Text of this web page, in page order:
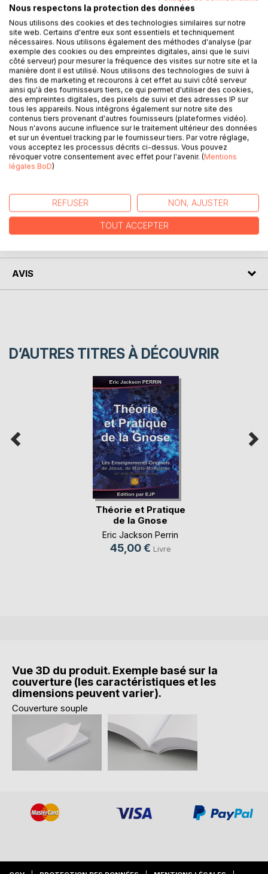
DESCRIPTION
Ce livre est écrit pour les astrologues et les étudiant(e)s en
astrologie. Il présente 5 techniques qui permettent
d'associer l'espace au temps en astrologie. Ces
techniques sont le Relocalisation, l'Espace local, l'Espace
local Domestique ou le Feng Shui astrologique,
l'Astrocartographie et la Dométique. Il propose ensuite des
AUTEUR(S)
AVIS
D’AUTRES TITRES À DÉCOUVRIR
Théorie et Pratique
de la Gnose
Eric Jackson Perrin
45,00 € Livre
Vue 3D du produit. Exemple basé sur la
couverture (les caractéristiques et les
dimensions peuvent varier).
Couverture souple
Nous respectons la protection des données
Nous utilisons des cookies et des technologies similaires sur notre
site web. Certains d'entre eux sont essentiels et techniquement
nécessaires. Nous utilisons également des méthodes d'analyse (par
exemple des cookies ou des empreintes digitales, ainsi que le suivi
côté serveur) pour mesurer la fréquence des visites sur notre site et la
manière dont il est utilisé. Nous utilisons des technologies de suivi à
des fins de marketing et recourons à cet effet au suivi côté serveur
ainsi qu'à des fournisseurs tiers, ce qui permet d'utiliser des cookies,
des empreintes digitales, des pixels de suivi et des adresses IP sur
tous les appareils. Nous intégrons également sur notre site des
contenus tiers provenant d'autres fournisseurs (plateformes vidéo).
Nous n'avons aucune influence sur le traitement ultérieur des données
et sur un éventuel tracking par le fournisseur tiers. Par votre réglage,
vous acceptez les processus décrits ci-dessus. Vous pouvez
révoquer votre consentement avec effet pour l'avenir. (Mentions
légales BoD)
REFUSER NON, AJUSTER
TOUT ACCEPTER